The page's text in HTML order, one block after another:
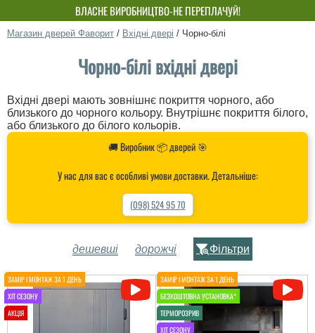
ВЛАСНЕ ВИРОБНИЦТВО-НЕ ПЕРЕПЛАЧУЙ!
Магазин дверей Фаворит / Вхідні двері / Чорно-білі
Чорно-білі вхідні двері
Вхідні двері мають зовнішнє покриття чорного, або
близького до чорного кольору. Внутрішнє покриття білого,
або близького до білого кольорів.
🚚 Виробник 📦 дверей 🎯
У нас для вас є особливі умови доставки. Детальніше:
(098) 524 95 70
дешевші дорожчі Фільтри